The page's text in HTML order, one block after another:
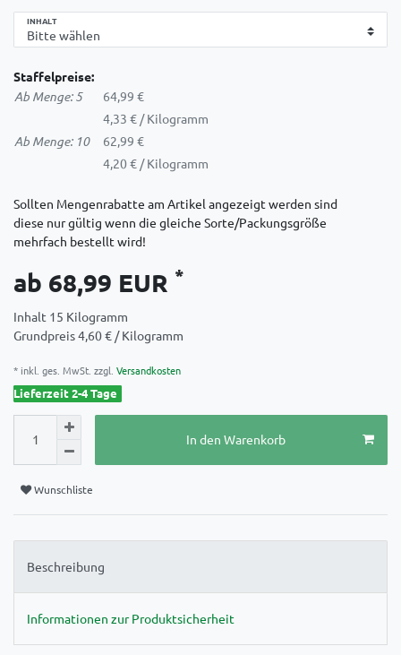
INHALT
Staffelpreise:
Ab Menge: 5
64,99 €
4,33 € / Kilogramm
Ab Menge: 10
62,99 €
4,20 € / Kilogramm
Sollten Mengenrabatte am Artikel angezeigt werden sind
diese nur gültig wenn die gleiche Sorte/Packungsgröße
mehrfach bestellt wird!
ab 68,99 EUR *
Inhalt 15 Kilogramm
Grundpreis4,60 € / Kilogramm
* inkl. ges. MwSt. zzgl. Versandkosten
Lieferzeit 2-4 Tage
In den Warenkorb
Wunschliste
Beschreibung
Informationen zur Produktsicherheit